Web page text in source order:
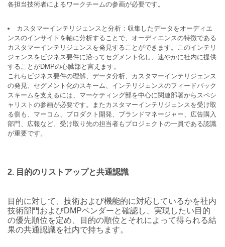
各担当技術者によるワークチームの参画が必要です。
カスタマーインテリジェンスと分析：収集したデータをオーディエ
ンスのインサイトを軸に分析することで、オーディエンスの特徴である
カスタマーインテリジェンスを発見することができます。このインテリ
ジェンスをビジネス要件に沿ってセグメント化し、速やかに社内に提供
することがDMPの心臓部と言えます。
これらビジネス要件の理解、データ分析、カスタマーインテリジェンス
の発見、セグメント化のスキーム、インテリジェンスのフィードバック
スキームを支えるには、マーケティング部を中心に関連部署からスペシ
ャリストの参画が必要です。またカスタマーインテリジェンスを受け取
る側も、マーコム、プロダクト開発、ブランドマネージャー、広告購入
部門、広報など、受け取り先の担当者もプロジェクトの一員である認識
が重要です。
2. 目的のリストアップと共通認識
目的に対して、技術および機能的に対応しているかを社内
技術部門およびDMPベンダーと確認し、実現したい目的
の優先順位を定め、目的の順位とそれによって得られる結
果の共通認識を社内で持ちます。